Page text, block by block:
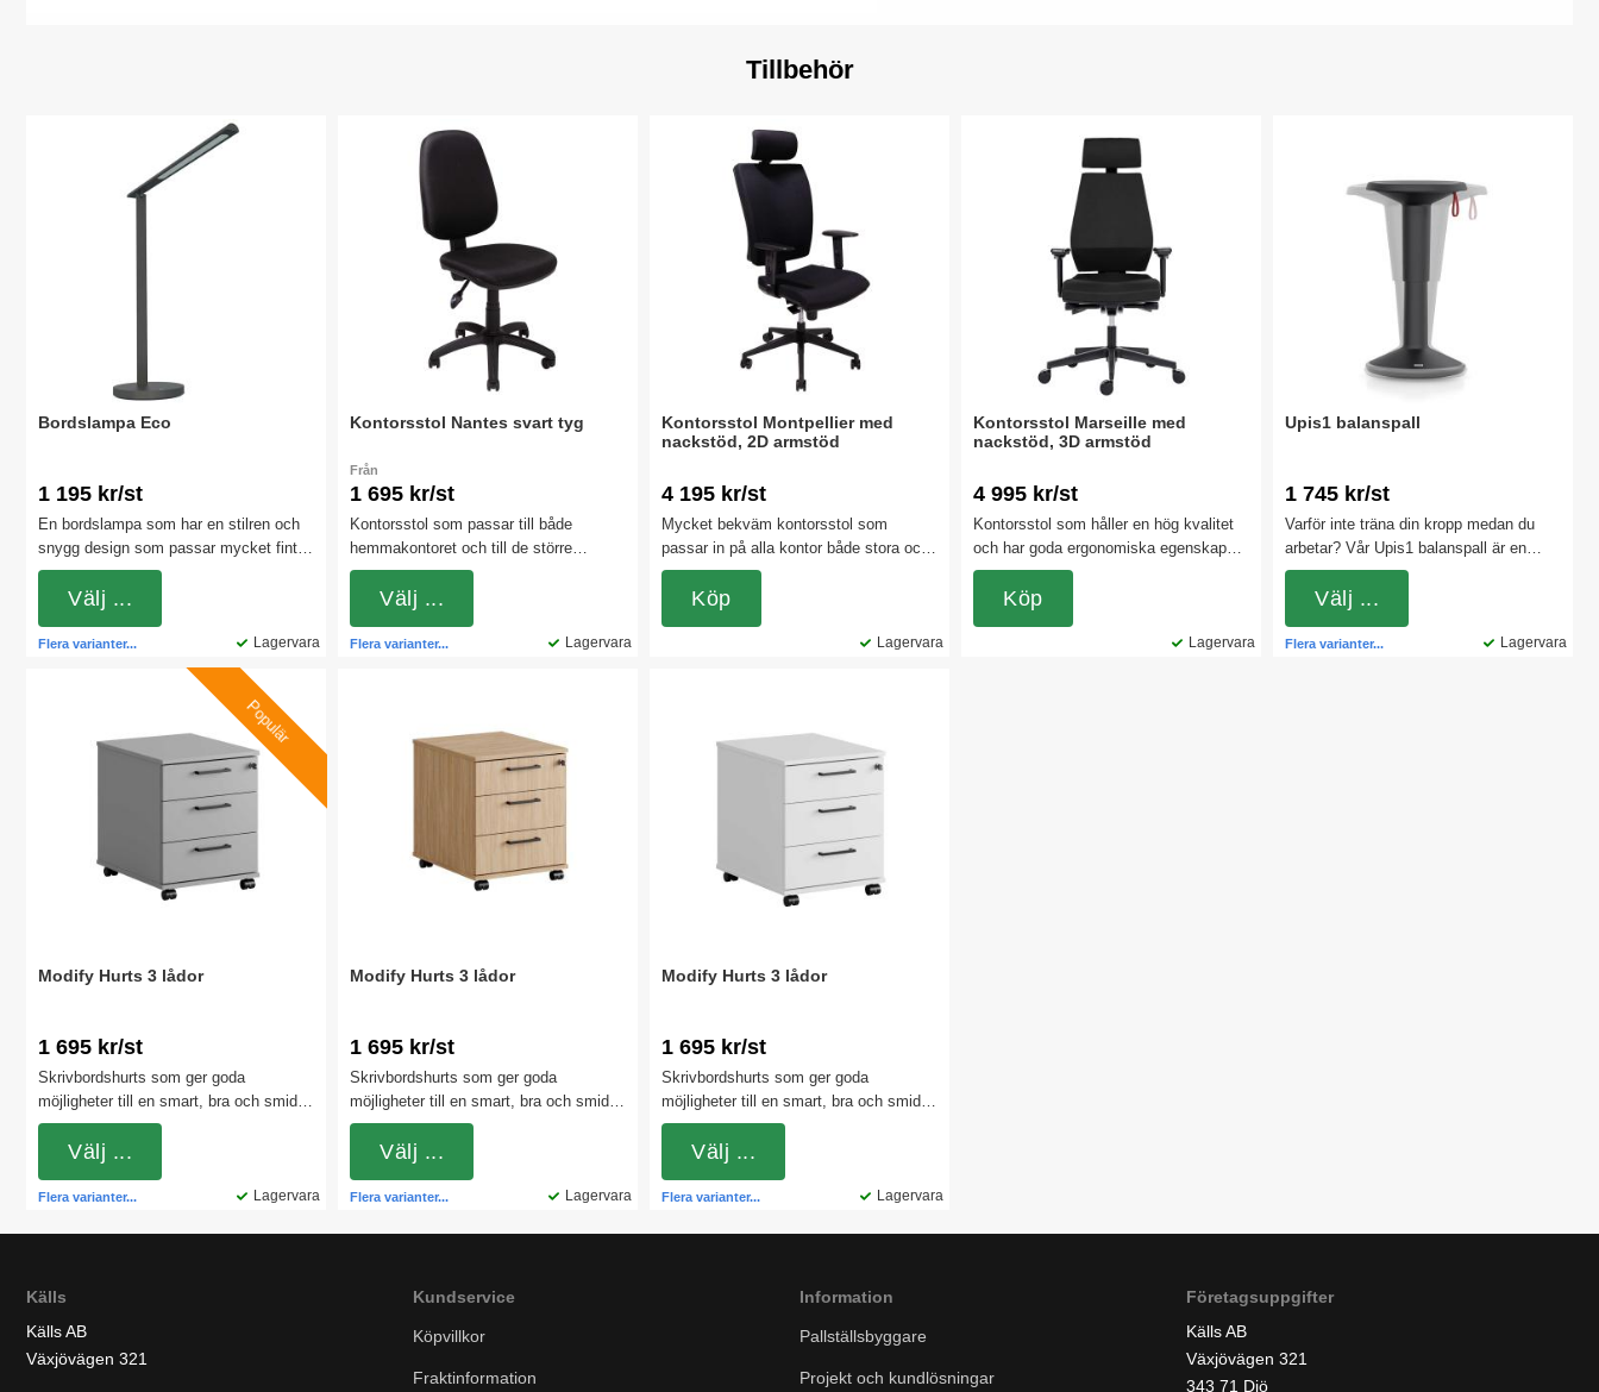
Tillbehör
Bordslampa Eco
1 195 kr/st
En bordslampa som har en stilren och
snygg design som passar mycket fint
att ha till skrivbord. Lampans arm kan
justeras från 0 till 130 grader för att få
önskad ljusvinkel på arbetsplatsen. Välj
mellan 2 olika färger.
Lagervara
Flera varianter...
Välj ...
Kontorsstol Nantes svart tyg
Från
1 695 kr/st
Kontorsstol som passar till både
hemmakontoret och till de större
kontorslandskapen. Stolen har
synkromekanism (rygg och sits rör sig i
förhållande till varandra). Finns både
med och utan armstöd.
Lagervara
Flera varianter...
Välj ...
Kontorsstol Montpellier med
nackstöd, 2D armstöd
4 195 kr/st
Mycket bekväm kontorsstol som
passar in på alla kontor både stora och
små. Kontorsstolens rygg är låsbar i 7
olika lägen. Tack vare att stolen har en
synkroniserad lutningsmekanism får du
en ökad komfort. Även sitsen ärLagervara
Köp
Kontorsstol Marseille med
nackstöd, 3D armstöd
4 995 kr/st
Kontorsstol som håller en hög kvalitet
och har goda ergonomiska egenskaper.
Passar utmärkt att ha både i öppna
kontorslandskap, mindre arbetsrum eller
på hemmakontoret.
Lagervara
Köp
Upis1 balanspall
1 745 kr/st
Varför inte träna din kropp medan du
arbetar? Vår Upis1 balanspall är en
sittmöbel med många fördelar. Den
fungerar liknande en balansstol och en
pilatesboll, då den ger dig möjlighet till
ett aktivt sittande eftersom du helaLagervara
Flera varianter...
Välj ...
Populär
Modify Hurts 3 lådor
1 695 kr/st
Skrivbordshurts som ger goda
möjligheter till en smart, bra och smidig
förvaring av mindre kontorsföremål och
dokument. Exempelvis
anteckningsblock, post-it lappar, pennor
och suddigummi. Finns med 3 olikaLagervara
Flera varianter...
Välj ...
Modify Hurts 3 lådor
1 695 kr/st
Skrivbordshurts som ger goda
möjligheter till en smart, bra och smidig
förvaring av mindre kontorsföremål och
dokument. Exempelvis
anteckningsblock, post-it lappar, pennor
och suddigummi. Finns med 3 olikaLagervara
Flera varianter...
Välj ...
Modify Hurts 3 lådor
1 695 kr/st
Skrivbordshurts som ger goda
möjligheter till en smart, bra och smidig
förvaring av mindre kontorsföremål och
dokument. Exempelvis
anteckningsblock, post-it lappar, pennor
och suddigummi. Finns med 3 olikaLagervara
Flera varianter...
Välj ...
Källs
Källs AB
Växjövägen 321
Kundservice
Köpvillkor
Fraktinformation
Information
Pallställsbyggare
Projekt och kundlösningar
Företagsuppgifter
Källs AB
Växjövägen 321
343 71 Diö